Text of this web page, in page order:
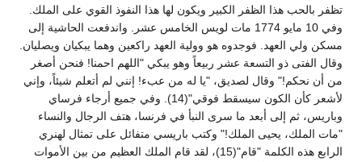
تظفر بالحب هذا الظفر الكبير ويكون لها هذا النفوذ القوي على الملك.
وفي 10 مايو 1774 مات لويس الخامس عشر. واندفعت الحاشية إلى
مسكن ولي العهد. فوجدوه هو وولية العهد راكعين وهما يبكيان ويصليان.
وقال الفتى ذو التسعة عشر ربيعاً وهو يبكي "اللهم احمنا! فنحن أصغر
من أن نحكم!" وقال لصديق، "يا له من عبء! إنني لم أتعلم شيئاً، وإني
لأشعر كأن الكون سيسقط فوقي"(14). وفي جميع أرجاء فرساي
وباريس، ثم إلى أبعد ما سرى النبأ في فرنسا، هتف الرجال والنساء
"مات الملك، يحيى الملك!" وكتب باريسي متفائل على تمثال لهنري
الرابع هذه الكلمة "قام"(15)، لقد قام الملك العظيم من بين الأموات